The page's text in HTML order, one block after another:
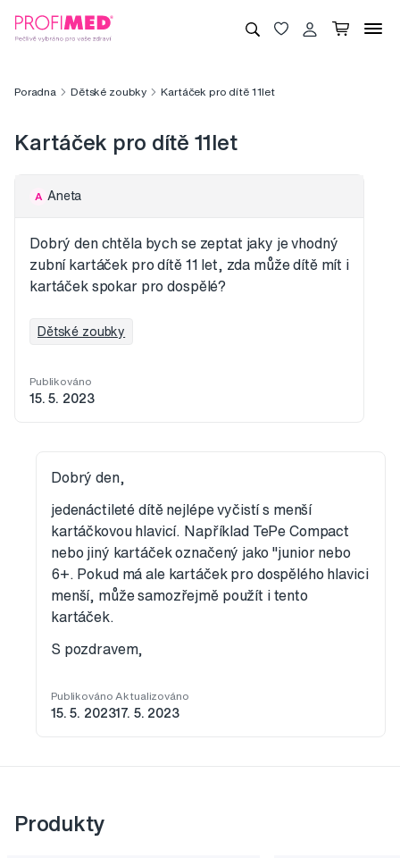
Poradna Dětské zoubky Kartáček pro dítě 11let
Kartáček pro dítě 11let
A Aneta
Dobrý den chtěla bych se zeptat jaky je vhodný
zubní kartáček pro dítě 11 let, zda může dítě mít i
kartáček spokar pro dospělé?
Dětské zoubky
Publikováno
15. 5. 2023
Dobrý den,
jedenáctileté dítě nejlépe vyčistí s menší
kartáčkovou hlavicí. Například TePe Compact
nebo jiný kartáček označený jako "junior nebo
6+. Pokud má ale kartáček pro dospělého hlavici
menší, může samozřejmě použít i tento
kartáček.
S pozdravem,
Publikováno
15. 5. 2023
Aktualizováno
17. 5. 2023
Produkty